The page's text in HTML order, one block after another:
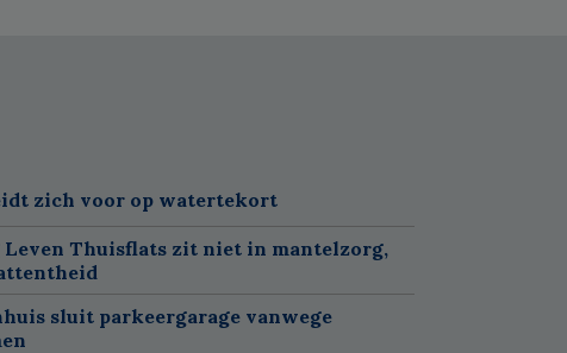
zich voor op watertekort
Leven Thuisflats zit niet in mantelzorg,
sluit parkeergarage vanwege